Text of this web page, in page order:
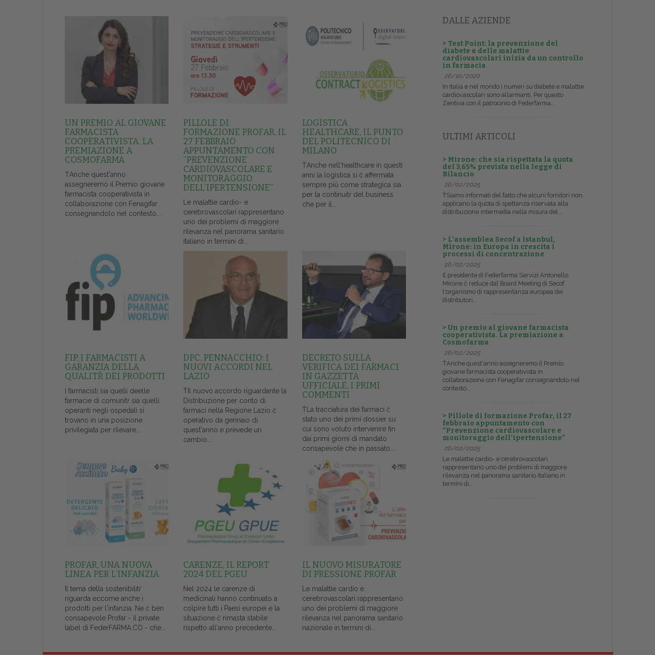
UN PREMIO AL GIOVANE
FARMACISTA
COOPERATIVISTA. LA
PREMIAZIONE A
COSMOFARMA
ŤAnche quest'anno
assegneremo il Premio giovane
farmacista cooperativista in
collaborazione con Fenagifar
consegnandolo nel contesto...
PILLOLE DI
FORMAZIONE PROFAR, IL
27 FEBBRAIO
APPUNTAMENTO CON
“PREVENZIONE
CARDIOVASCOLARE E
MONITORAGGIO
DELL’IPERTENSIONE”
Le malattie cardio- e
cerebrovascolari rappresentano
uno dei problemi di maggiore
rilevanza nel panorama sanitario
italiano in termini di...
LOGISTICA
HEALTHCARE, IL PUNTO
DEL POLITECNICO DI
MILANO
ŤAnche nell'healthcare in questi
anni la logistica si č affermata
sempre piů come strategica sia
per la continuitŕ del business
che per il...
FIP, I FARMACISTI A
GARANZIA DELLA
QUALITŔ DEI PRODOTTI
I farmacisti sia quelli deelle
farmacie di comunitŕ sia quelli
operanti negli ospedali si
trovano in una posizione
privilegiata per rilevare...
DPC, PENNACCHIO: I
NUOVI ACCORDI NEL
LAZIO
ŤIl nuovo accordo riguardante la
Distribuzione per conto di
farmaci nella Regione Lazio č
operativo da gennaio di
quest'anno e prevede un
cambio...
DECRETO SULLA
VERIFICA DEI FARMACI
IN GAZZETTA
UFFICIALE, I PRIMI
COMMENTI
ŤLa tracciatura dei farmaci č
stato uno dei primi dossier su
cui sono voluto intervenire fin
dai primi giorni di mandato
consapevole che in passato...
PROFAR, UNA NUOVA
LINEA PER L’INFANZIA
Il tema della sostenibilitŕ
riguarda eccome anche i
prodotti per l'infanzia. Ne č ben
consapevole Profar - il private
label di FederFARMA.CO - che...
CARENZE, IL REPORT
2024 DEL PGEU
Nel 2024 le carenze di
medicinali hanno continuato a
colpire tutti i Paesi europei e la
situazione č rimasta stabile
rispetto all'anno precedente...
IL NUOVO MISURATORE
DI PRESSIONE PROFAR
Le malattie cardio e
cerebrovascolari rappresentano
uno dei problemi di maggiore
rilevanza nel panorama sanitario
nazionale in termini di...
DALLE AZIENDE
> Test Point: la prevenzione del
diabete e delle malattie
cardiovascolari inizia da un controllo
in farmacia
26/10/2020
In Italia e nel mondo i numeri su diabete e malattie
cardiovascolari sono allarmanti. Per questo
Zentiva con il patrocinio di Federfarma...
ULTIMI ARTICOLI
> Mirone: che sia rispettata la quota
del 3,65% prevista nella legge di
Bilancio
26/02/2025
ŤSiamo informati del fatto che alcuni fornitori non
applicano la quota di spettanza riservata alla
distribuzione intermedia nella misura del...
> L’assemblea Secof a Istanbul,
Mirone: in Europa in crescita i
processi di concentrazione
26/02/2025
Il presidente di Federfarma Servizi Antonello
Mirone č reduce dal Board Meeting di Secof
l'organismo di rappresentanza europea dei
distributori...
> Un premio al giovane farmacista
cooperativista. La premiazione a
Cosmofarma
26/02/2025
ŤAnche quest'anno assegneremo il Premio
giovane farmacista cooperativista in
collaborazione con Fenagifar consegnandolo nel
contesto...
> Pillole di formazione Profar, il 27
febbraio appuntamento con
“Prevenzione cardiovascolare e
monitoraggio dell’ipertensione”
26/02/2025
Le malattie cardio- e cerebrovascolari
rappresentano uno dei problemi di maggiore
rilevanza nel panorama sanitario italiano in
termini di...